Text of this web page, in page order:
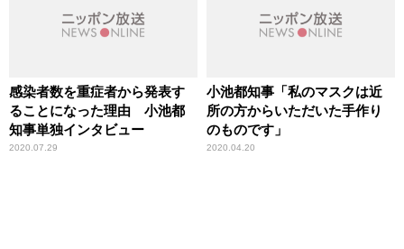
感染者数を重症者から発表す
ることになった理由 小池都
知事単独インタビュー
2020.07.29
小池都知事「私のマスクは近
所の方からいただいた手作り
のものです」
2020.04.20